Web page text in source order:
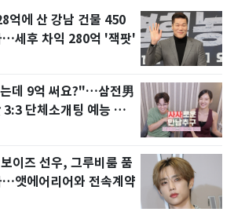
억에 산 강남 건물 450
…세후 차익 280억 '잭팟'
데 9억 써요?"…삼전男
단체소개팅 예능 화
이즈 선우, 그루비룸 품
…앳에어리어와 전속계약